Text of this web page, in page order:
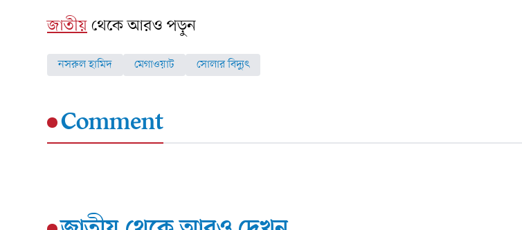
জাতীয়থেকে আরও পড়ুন
নসরুল হামিদ মেগাওয়াট সোলার বিদ্যুৎ
Comment